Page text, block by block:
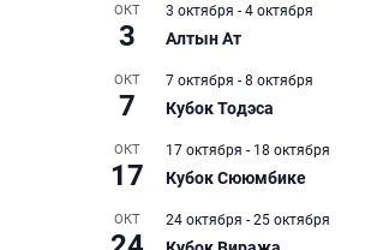
ОКТ
3
3 октября - 4 октября
Алтын Ат
ОКТ
7
7 октября - 8 октября
Кубок Тодэса
ОКТ
17
17 октября - 18 октября
Кубок Сююмбике
ОКТ 24 октября - 25 октября